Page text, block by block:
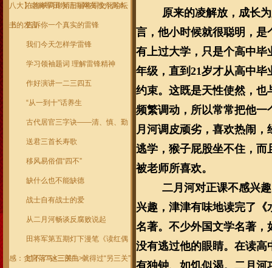
八大】老将军田永清向网友推介两本
书
在海峡两岸第三届将军文化论坛
上的发言告诉你一个真实的雷锋
我们今天怎样学雷锋
学习领袖题词 理解雷锋精神
作好演讲一二三四五
“从一到十”话养生
古代居官三字诀——清、慎、勤
送君三首长寿歌
移风易俗倡“四不”
缺什么也不能缺德
战士自有战士的爱
从二月河畅谈反腐败说起
田将军第五期灯下漫笔《读红偶
感：贪官落马<三部曲>》
过不了“这三关”，就得过“另三关”
原来的凌解放，成长
言，他小时候就很聪明，
有上过大学，只是个高中
年级，直到21岁才从高中
约束。这既是天性使然，
频繁调动，所以常常把他
月河调皮顽劣，喜欢热闹
逃学，猴子屁股坐不住，
被老师所喜欢。
二月河对正课不感兴
兴趣，津津有味地读完了
名著。不少外国文学名著，
没有逃过他的眼睛。在读